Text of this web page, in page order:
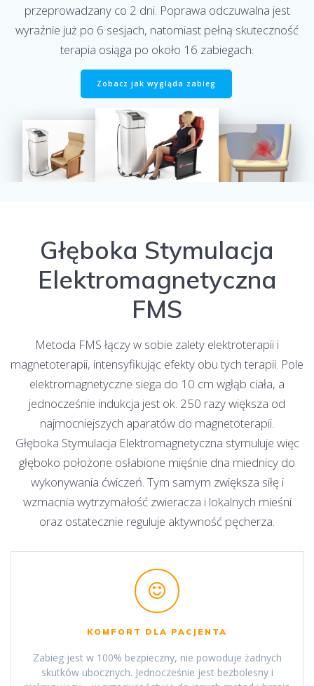
przeprowadzany co 2 dni. Poprawa odczuwalna jest
wyraźnie już po 6 sesjach, natomiast pełną skuteczność
terapia osiąga po około 16 zabiegach.
Zobacz jak wygląda zabieg
Głęboka Stymulacja
Elektromagnetyczna
FMS
Metoda FMS łączy w sobie zalety elektroterapii i
magnetoterapii, intensyfikując efekty obu tych terapii. Pole
elektromagnetyczne siega do 10 cm wgłąb ciała, a
jednocześnie indukcja jest ok. 250 razy większa od
najmocniejszych aparatów do magnetoterapii.
Głęboka Stymulacja Elektromagnetyczna stymuluje więc
głęboko położone osłabione mięśnie dna miednicy do
wykonywania ćwiczeń. Tym samym zwiększa siłę i
wzmacnia wytrzymałość zwieracza i lokalnych mieśni
oraz ostatecznie reguluje aktywność pęcherza.
KOMFORT DLA PACJENTA
Zabieg jest w 100% bezpieczny, nie powoduje żadnych
skutków ubocznych. Jednocześnie jest bezbolesny i